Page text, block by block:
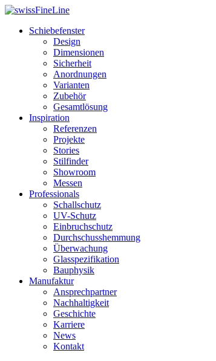
Schiebefenster
Design
Dimensionen
Sicherheit
Anordnungen
Varianten
Zubehör
Gesamtlösung
Inspiration
Referenzen
Projekte
Stories
Stilfinder
Showroom
Messen
Professionals
Schallschutz
UV-Schutz
Einbruchschutz
Durchschusshemmung
Überwachung
Glasspezifikation
Bauphysik
Manufaktur
Ansprechpartner
Nachhaltigkeit
Geschichte
Karriere
News
Kontakt